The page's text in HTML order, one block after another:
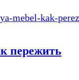
пережить